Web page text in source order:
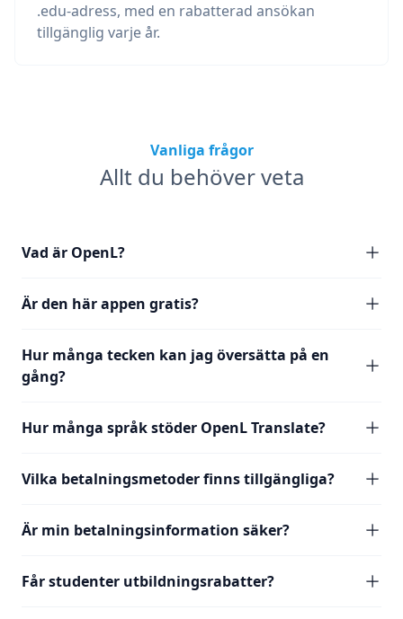
.edu-adress, med en rabatterad ansökan
tillgänglig varje år.
Vanliga frågor
Allt du behöver veta
Vad är OpenL?
Är den här appen gratis?
Hur många tecken kan jag översätta på en
gång?
Hur många språk stöder OpenL Translate?
Vilka betalningsmetoder finns tillgängliga?
Är min betalningsinformation säker?
Får studenter utbildningsrabatter?